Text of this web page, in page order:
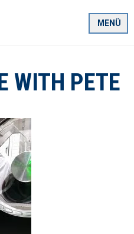
MENÜ
WITH PETE